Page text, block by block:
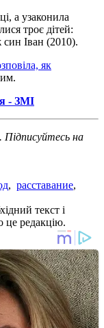
а узаконила
троє дітей:
Іван (2010).
як
- ЗМІ
Підписуйтесь на
, расставание,
текст і
це редакцію.